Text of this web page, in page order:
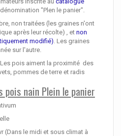
dénomination "Plen le panier".
non traitées (les graines n'ont
après leur récolte) , et non
modifié) . Les graines
sur l'autre.
Les pois aiment la proximité des
pommes de terre et radis
nain Plein le panier
(Dans le midi et sous climat à